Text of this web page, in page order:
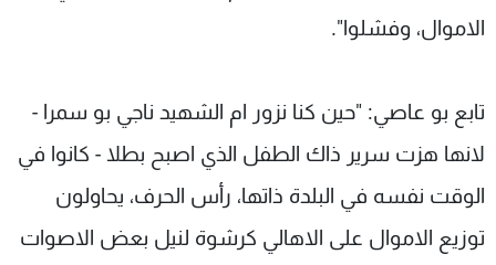
الاموال، وفشلوا".
تابع بو عاصي: "حين كنا نزور ام الشهيد ناجي بو سمرا -
لانها هزت سرير ذاك الطفل الذي اصبح بطلا - كانوا في
الوقت نفسه في البلدة ذاتها، رأس الحرف، يحاولون
توزيع الاموال على الاهالي كرشوة لنيل بعض الاصوات